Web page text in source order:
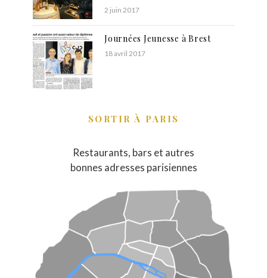
2 juin 2017
Journées Jeunesse à Brest
18 avril 2017
SORTIR À PARIS
Restaurants, bars et autres
bonnes adresses parisiennes